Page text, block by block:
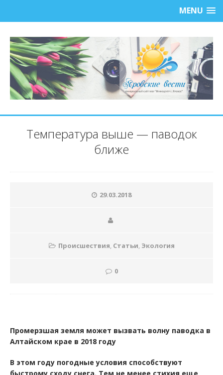
MENU
Температура выше — паводок
ближе
29.03.2018
Происшествия, Статьи, Экология
0
Промерзшая земля может вызвать волну паводка в
Алтайском крае в 2018 году
В этом году погодные условия способствуют